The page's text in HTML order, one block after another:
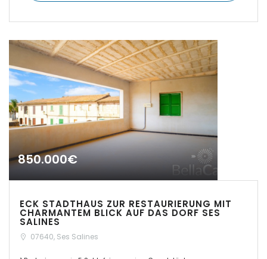
|-Felanitx
|-Font de Sa Cala
|-Formentera
|-IBIZA Talamanca
|-Illetas
|-Insel Menorca
|-Kosgoda
850.000€
ECK STADTHAUS ZUR RESTAURIERUNG MIT
CHARMANTEM BLICK AUF DAS DORF SES
SALINES
07640, Ses Salines